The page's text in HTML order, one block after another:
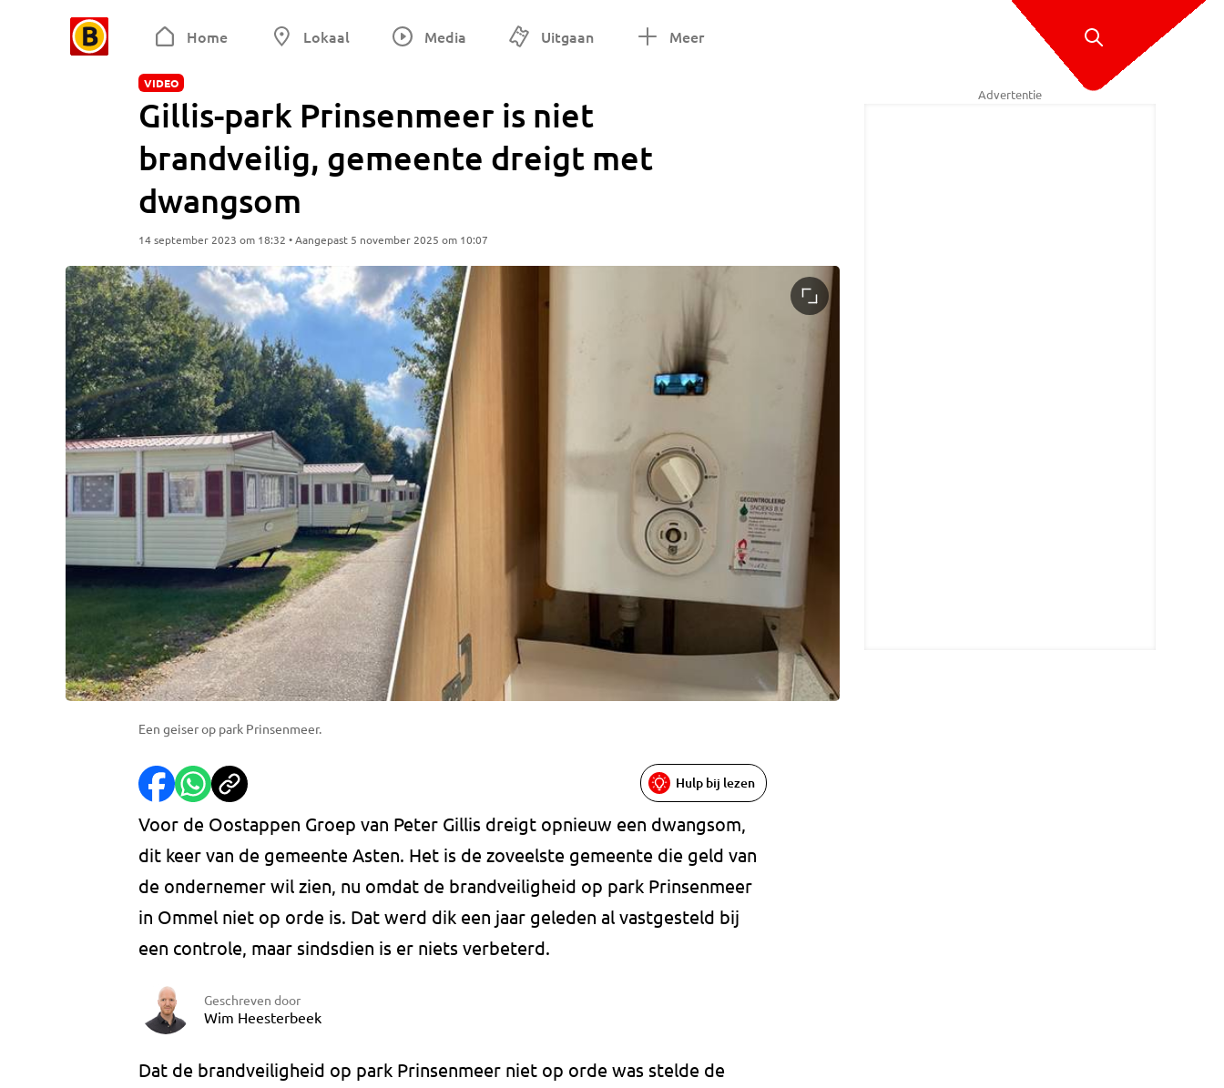
Home Lokaal Media Uitgaan Meer
VIDEO
Gillis-park Prinsenmeer is niet
brandveilig, gemeente dreigt met
dwangsom
14 september 2023 om 18:32 • Aangepast 5 november 2025 om 10:07
Een geiser op park Prinsenmeer.
Hulp bij lezen
Voor de Oostappen Groep van Peter Gillis dreigt opnieuw een dwangsom,
dit keer van de gemeente Asten. Het is de zoveelste gemeente die geld van
de ondernemer wil zien, nu omdat de brandveiligheid op park Prinsenmeer
in Ommel niet op orde is. Dat werd dik een jaar geleden al vastgesteld bij
een controle, maar sindsdien is er niets verbeterd.
Geschreven door
Wim Heesterbeek
Dat de brandveiligheid op park Prinsenmeer niet op orde was stelde de
Advertentie